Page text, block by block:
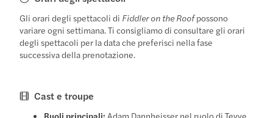
Gli orari degli spettacoli di Fiddler on the Roofpossono
variare ogni settimana. Ti consigliamo di consultare gli orari
degli spettacoli per la data che preferisci nella fase
successiva della prenotazione.
Cast e troupe
Ruoli principali: Adam Dannheisser nel ruolo di Tevye,